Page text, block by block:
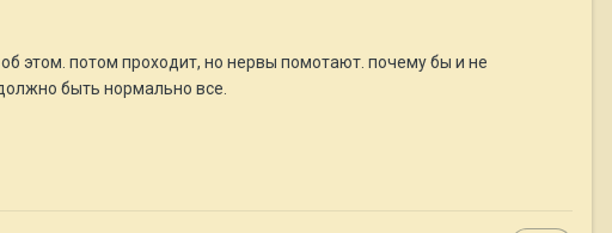
этом. потом проходит, но нервы помотают. почему бы и не
быть нормально все.